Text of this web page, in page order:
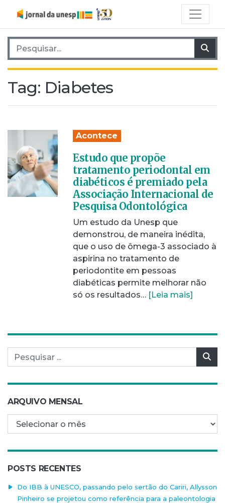
Pesquisar por:
Tag: Diabetes
Acontece
Estudo que propõe
tratamento periodontal em
diabéticos é premiado pela
Associação Internacional de
Pesquisa Odontológica
Um estudo da Unesp que
demonstrou, de maneira inédita,
que o uso de ômega-3 associado à
aspirina no tratamento de
periodontite em pessoas
diabéticas permite melhorar não
só os resultados… [Leia mais]
Pesquisar por:
ARQUIVO MENSAL
Arquivo mensal
POSTS RECENTES
Do IBB à UNESCO, passando pelo sertão do Cariri, Allysson
Pinheiro se projetou como referência para a paleontologia